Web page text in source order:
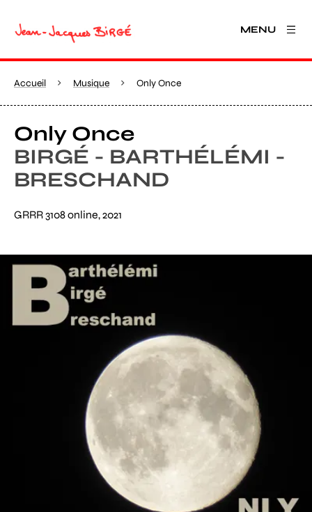
MENU
Accueil Musique Only Once
Only Once
BIRGÉ - BARTHÉLÉMI -
BRESCHAND
GRRR 3108 online, 2021
Agrandir